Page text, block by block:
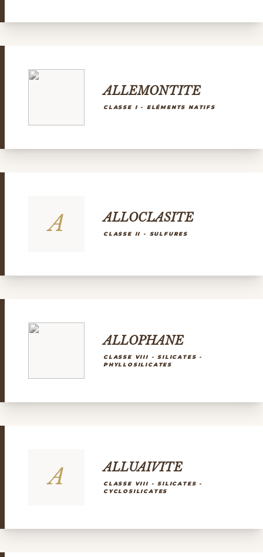
ALLEMONTITE
CLASSE I - ELÉMENTS NATIFS
A ALLOCLASITE
CLASSE II - SULFURES
ALLOPHANE
CLASSE VIII - SILICATES -
PHYLLOSILICATES
A ALLUAIVITE
CLASSE VIII - SILICATES -
CYCLOSILICATES